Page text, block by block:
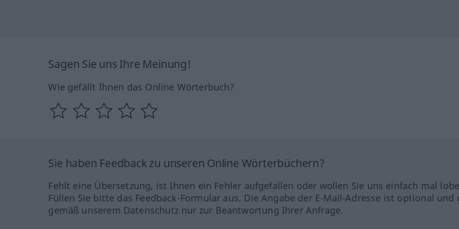
Sagen Sie uns Ihre Meinung!
Wie gefällt Ihnen das Online Wörterbuch?
Sie haben Feedback zu unseren Online Wörterbüchern?
Fehlt eine Übersetzung, ist Ihnen ein Fehler aufgefallen oder wollen Sie uns einfach mal
Füllen Sie bitte das Feedback-Formular aus. Die Angabe der E-Mail-Adresse ist optional und
gemäß unserem Datenschutz nur zur Beantwortung Ihrer Anfrage.